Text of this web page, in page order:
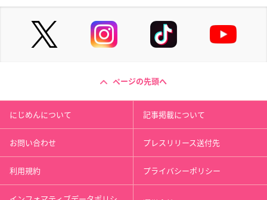
ページの先頭へ
にじめんについて 記事掲載について
お問い合わせ プレスリリース送付先
利用規約 プライバシーポリシー